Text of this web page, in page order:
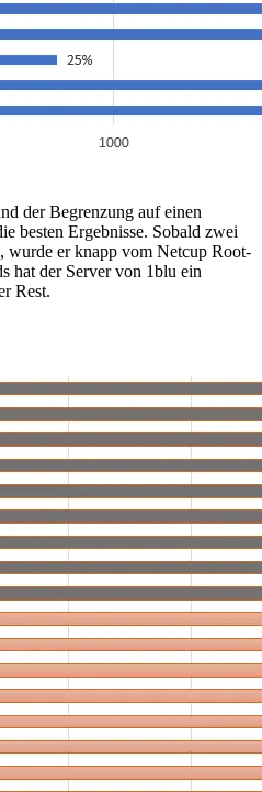
der Begrenzung auf einen
besten Ergebnisse. Sobald zwei
wurde er knapp vom Netcup Root-
hat der Server von 1blu ein
Rest.